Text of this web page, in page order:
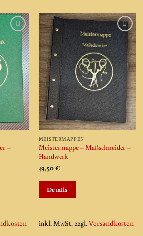
Add to
wishlist
–
Add to
wishlist
MEISTERMAPPEN
Meistermappe – Maßschneider –
Handwerk
49,50€
Details
Varianten
inkl. MwSt. zzgl.Versandkosten